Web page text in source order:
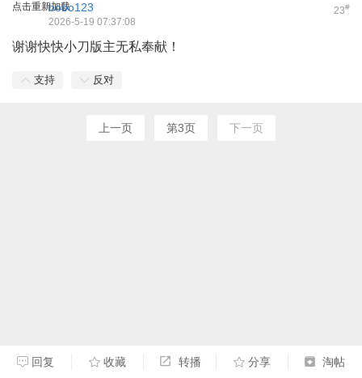
点击重新加载 23#
bobo123
2026-5-19 07:37:08
谢谢快快小刀版主无私奉献！
支持 反对
上一页 第3页 下一页
回复 收藏 转播 分享 淘帖